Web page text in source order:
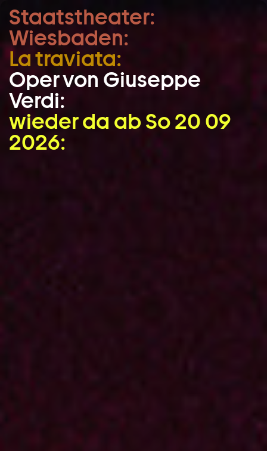
Zum Hauptinhalt springen
Zum Footer springen
Staatstheater:
Wiesbaden:
La traviata:
Oper von Giuseppe
Verdi:
wieder da ab So 20 09
2026: